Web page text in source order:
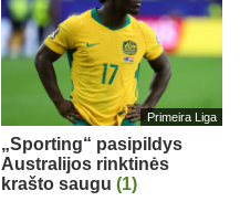
Primeira Liga
„Sporting“ pasipildys
Australijos rinktinės
krašto saugu (1)